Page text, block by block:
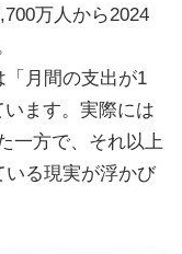
万人から2024
月間の支出が1
ます。実際には
一方で、それ以上
る現実が浮かび